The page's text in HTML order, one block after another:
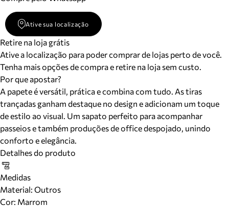
Ative sua localização
Retire na loja grátis
Ative a localização para poder comprar de lojas perto de você.
Tenha mais opções de compra e retire na loja sem custo.
Por que apostar?
A papete é versátil, prática e combina com tudo. As tiras
trançadas ganham destaque no design e adicionam um toque
de estilo ao visual. Um sapato perfeito para acompanhar
passeios e também produções de office despojado, unindo
conforto e elegância.
Detalhes do produto
Medidas
Material: Outros
Cor: Marrom